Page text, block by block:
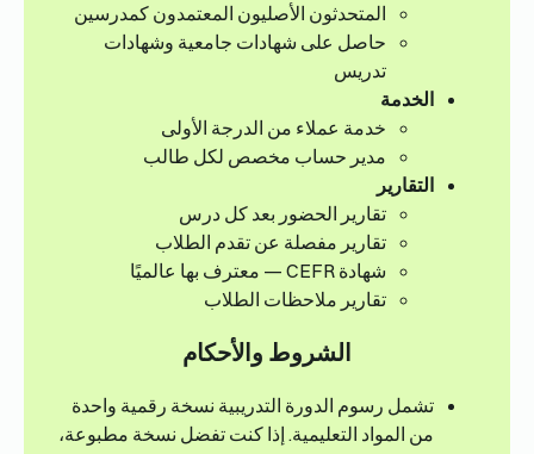
المتحدثون الأصليون المعتمدون كمدرسين
حاصل على شهادات جامعية وشهادات
تدريس
الخدمة
خدمة عملاء من الدرجة الأولى
مدير حساب مخصص لكل طالب
التقارير
تقارير الحضور بعد كل درس
تقارير مفصلة عن تقدم الطلاب
شهادة CEFR — معترف بها عالميًا
تقارير ملاحظات الطلاب
الشروط والأحكام
تشمل رسوم الدورة التدريبية نسخة رقمية واحدة
من المواد التعليمية. إذا كنت تفضل نسخة مطبوعة،